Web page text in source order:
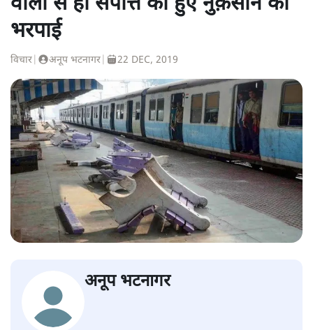
भरपाई
विचार अनूप भटनागर 22 DEC, 2019
अनूप भटनागर